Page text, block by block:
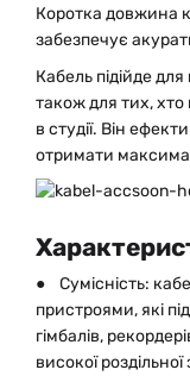
Коротка довжина
забезпечує
Кабель підійде
також для тих,
в студії. Він
отримати
● Сумісність:
пристроями, які
гімбалів,
високої роздільної